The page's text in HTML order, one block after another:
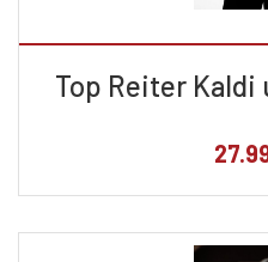
Top Reiter